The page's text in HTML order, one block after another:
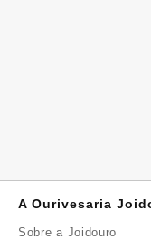
A Ourivesaria
Sobre a Joidouro